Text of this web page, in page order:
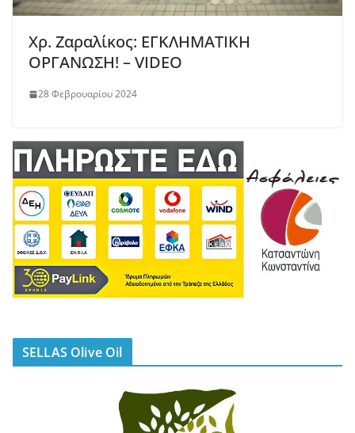
Χρ. Ζαραλίκος: ΕΓΚΛΗΜΑΤΙΚΗ
ΟΡΓΑΝΩΣΗ! – VIDEO
28 Φεβρουαρίου 2024
SELLAS Olive Oil